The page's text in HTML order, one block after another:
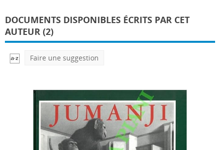
DOCUMENTS DISPONIBLES ÉCRITS PAR CET
AUTEUR (2)
Faire une suggestion